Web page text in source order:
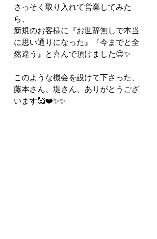
さっそく取り入れて営業してみた
ら、
新規のお客様に『お世辞無しで本当
に思い通りになった』『今までと全
然違う』と喜んで頂けました😊✨
このような機会を設けて下さった、
藤本さん、堤さん、ありがとうござ
います🥰❤️✨✨